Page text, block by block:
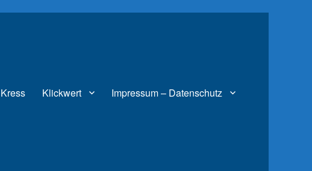
Klickwert Impressum – Datenschutz